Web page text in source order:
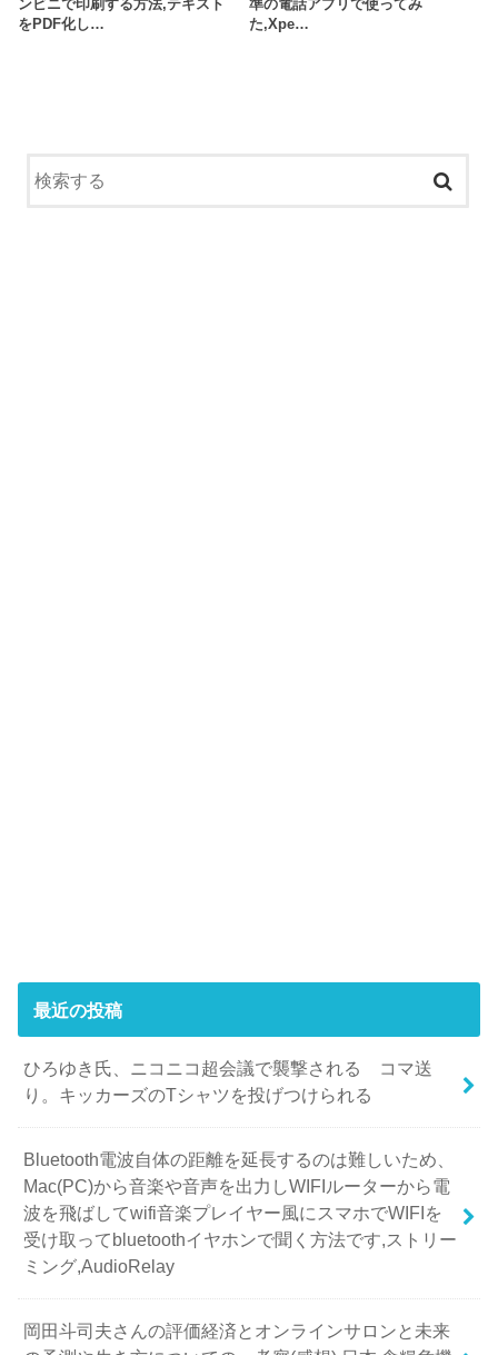
ンビニで印刷する方法,テキスト
をPDF化し…
準の電話アプリで使ってみ
た,Xpe…
最近の投稿
ひろゆき氏、ニコニコ超会議で襲撃される コマ送
り。キッカーズのTシャツを投げつけられる
Bluetooth電波自体の距離を延長するのは難しいため、
Mac(PC)から音楽や音声を出力しWIFIルーターから電
波を飛ばしてwifi音楽プレイヤー風にスマホでWIFIを
受け取ってbluetoothイヤホンで聞く方法です,ストリー
ミング,AudioRelay
岡田斗司夫さんの評価経済とオンラインサロンと未来